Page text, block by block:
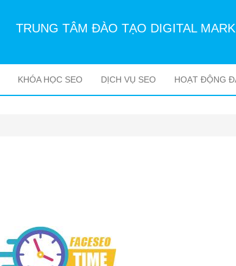
TRUNG TÂM ĐÀO TẠO DIGITAL
KHÓA HỌC SEO DỊCH VỤ SEO HOẠT ĐỘNG